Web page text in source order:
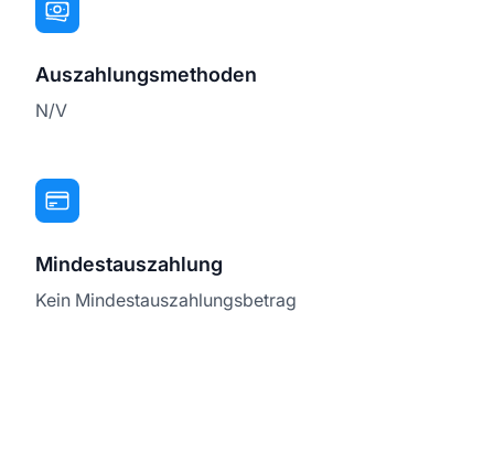
Auszahlungsmethoden
N/V
Mindestauszahlung
Kein Mindestauszahlungsbetrag